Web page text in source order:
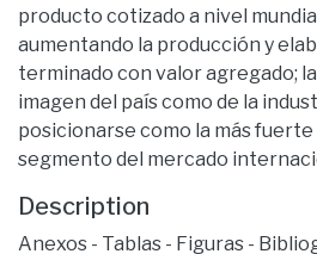
producto cotizado a nivel
aumentando la producción y
terminado con valor agregado; la
imagen del país como de la
posicionarse como la más
segmento del mercado
Description
Anexos - Tablas - Figuras -